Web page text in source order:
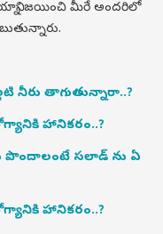
జయించి మీరే అందరిలో
నీరు తాగుతున్నారా..?
హానికరం..?
పొందాలంటే సలాడ్ ను ఏ
హానికరం..?